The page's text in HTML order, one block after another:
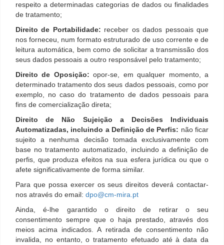
respeito a determinadas categorias de dados ou finalidades
de tratamento;
Direito de Portabilidade: receber os dados pessoais que
nos forneceu, num formato estruturado de uso corrente e de
leitura automática, bem como de solicitar a transmissão dos
seus dados pessoais a outro responsável pelo tratamento;
Direito de Oposição:opor-se, em qualquer momento, a
determinado tratamento dos seus dados pessoais, como por
exemplo, no caso do tratamento de dados pessoais para
fins de comercialização direta;
Direito de Não Sujeição a Decisões Individuais
Automatizadas, incluindo a Definição de Perfis: não ficar
sujeito a nenhuma decisão tomada exclusivamente com
base no tratamento automatizado, incluindo a definição de
perfis, que produza efeitos na sua esfera jurídica ou que o
afete significativamente de forma similar.
Para que possa exercer os seus direitos deverá contactar-
nos através do email: dpo@cm-mira.pt
Ainda, é-lhe garantido o direito de retirar o seu
consentimento sempre que o haja prestado, através dos
meios acima indicados. A retirada de consentimento não
invalida, no entanto, o tratamento efetuado até à data da